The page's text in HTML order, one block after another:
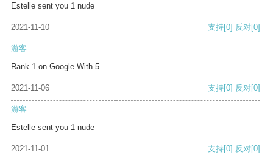
Estelle sent you 1 nude
2021-11-10 支持[0] 反对[0]
游客
Rank 1 on Google With 5
2021-11-06 支持[0] 反对[0]
游客
Estelle sent you 1 nude
2021-11-01 支持[0] 反对[0]